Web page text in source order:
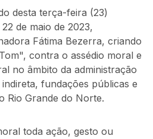
desta terça-feira (23)
de maio de 2023,
Fátima Bezerra, criando
contra o assédio moral e
no âmbito da administração
fundações públicas e
Rio Grande do Norte.
toda ação, gesto ou